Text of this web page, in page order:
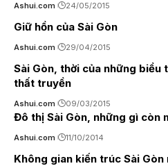
Ashui.com 24/05/2015
Giữ hồn của Sài Gòn
Ashui.com 29/04/2015
Sài Gòn, thời của những biểu
thất truyền
Ashui.com 09/03/2015
Đô thị Sài Gòn, những gì còn
Ashui.com 11/10/2014
Không gian kiến trúc Sài Gòn